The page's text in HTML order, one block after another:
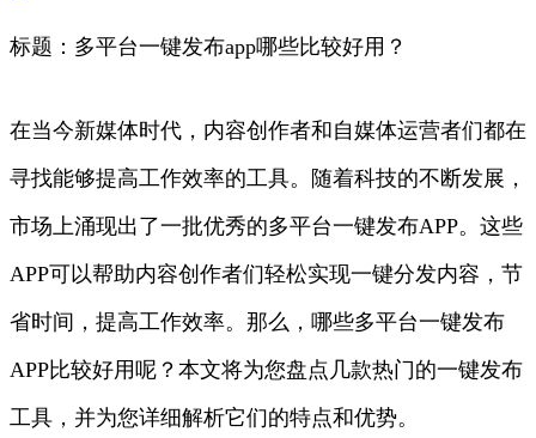
标题：多平台一键发布app哪些比较好用？
在当今新媒体时代，内容创作者和自媒体运营者们都在
寻找能够提高工作效率的工具。随着科技的不断发展，
市场上涌现出了一批优秀的多平台一键发布APP。这些
APP可以帮助内容创作者们轻松实现一键分发内容，节
省时间，提高工作效率。那么，哪些多平台一键发布
APP比较好用呢？本文将为您盘点几款热门的一键发布
工具，并为您详细解析它们的特点和优势。